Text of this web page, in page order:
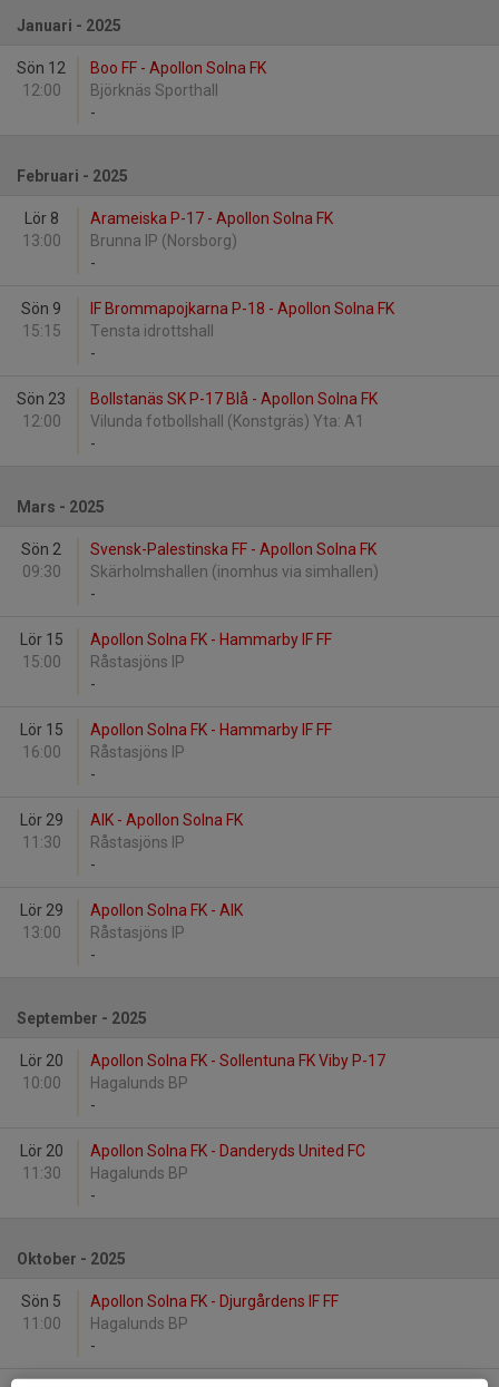
Januari - 2025
Sön 12
12:00
Boo FF - Apollon Solna FK
Björknäs Sporthall
-
Februari - 2025
Lör 8
13:00
Arameiska P-17 - Apollon Solna FK
Brunna IP (Norsborg)
-
Sön 9
15:15
IF Brommapojkarna P-18 - Apollon Solna FK
Tensta idrottshall
-
Sön 23
12:00
Bollstanäs SK P-17 Blå - Apollon Solna FK
Vilunda fotbollshall (Konstgräs) Yta: A1
-
Mars - 2025
Sön 2
09:30
Svensk-Palestinska FF - Apollon Solna FK
Skärholmshallen (inomhus via simhallen)
-
Lör 15
15:00
Apollon Solna FK - Hammarby IF FF
Råstasjöns IP
-
Lör 15
16:00
Apollon Solna FK - Hammarby IF FF
Råstasjöns IP
-
Lör 29
11:30
AIK - Apollon Solna FK
Råstasjöns IP
-
Lör 29
13:00
Apollon Solna FK - AIK
Råstasjöns IP
-
September - 2025
Lör 20
10:00
Apollon Solna FK - Sollentuna FK Viby P-17
Hagalunds BP
-
Lör 20
11:30
Apollon Solna FK - Danderyds United FC
Hagalunds BP
-
Oktober - 2025
Sön 5
11:00
Apollon Solna FK - Djurgårdens IF FF
Hagalunds BP
-